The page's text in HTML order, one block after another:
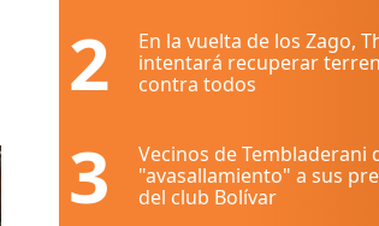
2
En la vuelta de los Zago,
intentará recuperar
contra todos
3
Vecinos de Tembladerani
"avasallamiento" a sus
del club Bolívar